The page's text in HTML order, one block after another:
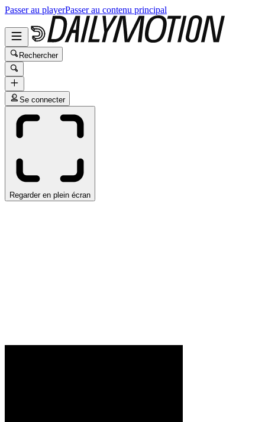
Passer au playerPasser au contenu principal
Rechercher
Se connecter
Regarder en plein écran